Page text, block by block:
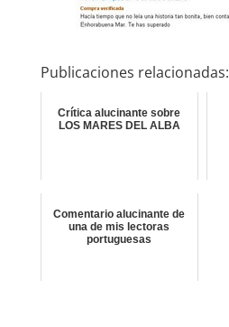
Publicaciones relacionadas:
Crítica alucinante sobre
LOS MARES DEL ALBA
Comentario alucinante de
una de mis lectoras
portuguesas